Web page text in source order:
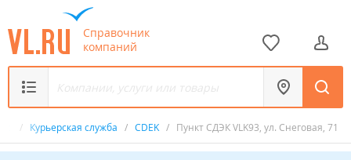
Справочник
компаний
/ Курьерская служба / CDEK / Пункт СДЭК VLK93, ул. Снеговая, 71